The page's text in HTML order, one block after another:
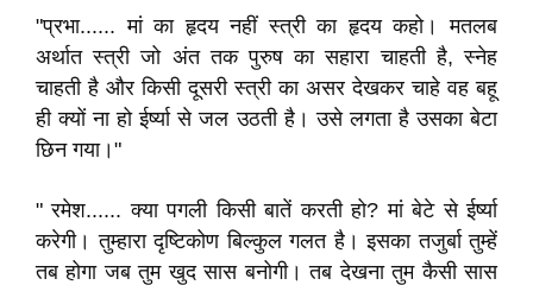
"प्रभा...... मां का हृदय नहीं स्त्री का हृदय कहो। मतलब
अर्थात स्त्री जो अंत तक पुरुष का सहारा चाहती है, स्नेह
चाहती है और किसी दूसरी स्त्री का असर देखकर चाहे वह बहू
ही क्यों ना हो ईर्ष्या से जल उठती है। उसे लगता है उसका बेटा
छिन गया।"
" रमेश...... क्या पगली किसी बातें करती हो? मां बेटे से ईर्ष्या
करेगी। तुम्हारा दृष्टिकोण बिल्कुल गलत है। इसका तजुर्बा तुम्हें
तब होगा जब तुम खुद सास बनोगी। तब देखना तुम कैसी सास